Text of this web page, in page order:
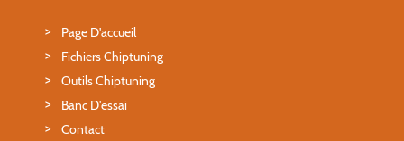
Page D'accueil
Fichiers Chiptuning
Outils Chiptuning
Banc D'essai
Contact